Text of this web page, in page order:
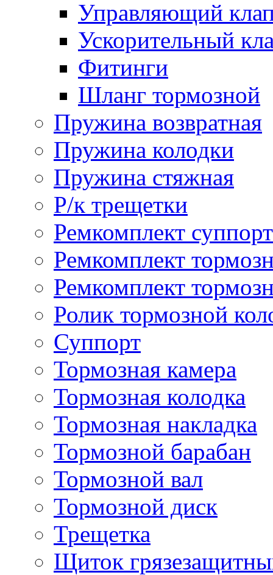
Управляющий
Ускорительный
Фитинги
Шланг тормозной
Пружина возвратная
Пружина колодки
Пружина стяжная
Р/к трещетки
Ремкомплект
Ремкомплект
Ремкомплект
Ролик тормозной
Суппорт
Тормозная камера
Тормозная колодка
Тормозная накладка
Тормозной барабан
Тормозной вал
Тормозной диск
Трещетка
Щиток